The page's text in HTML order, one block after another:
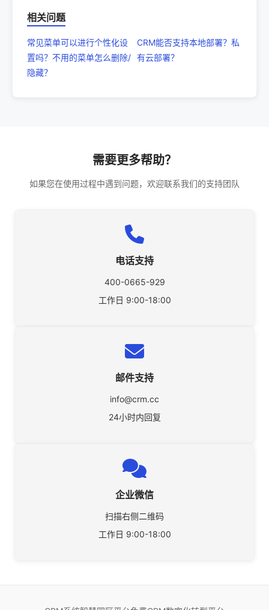
相关问题
常见菜单可以进行个性化设
置吗？不用的菜单怎么删除/
隐藏？
CRM能否支持本地部署？私
有云部署？
需要更多帮助？
如果您在使用过程中遇到问题，欢迎联系我们的支持团队
电话支持
400-0665-929
工作日 9:00-18:00
邮件支持
info@crm.cc
24小时内回复
企业微信
扫描右侧二维码
工作日 9:00-18:00